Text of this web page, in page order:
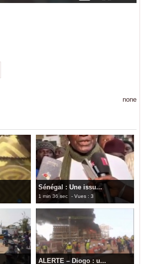
none
Sénégal : Une issu...
1 min 36 sec - Vues : 3
ALERTE – Diogo : u...